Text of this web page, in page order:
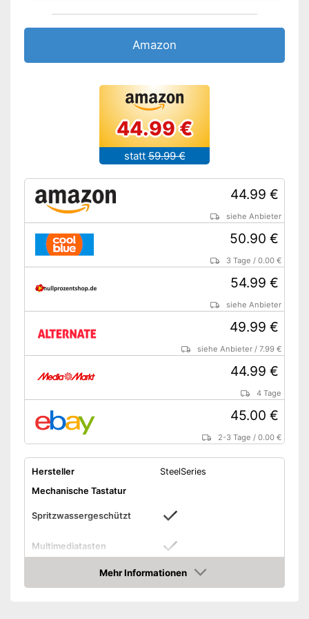
Amazon
44.99 €
statt 59.99 €
44.99 €
siehe Anbieter
50.90 €
3 Tage /0.00 €
54.99 €
siehe Anbieter
49.99 €
siehe Anbieter /7.99 €
44.99 €
4 Tage
45.00 €
2-3 Tage /0.00 €
Hersteller
SteelSeries
Mechanische Tastatur
Spritzwassergeschützt
Multimediatasten
Mehr Informationen
Amazon